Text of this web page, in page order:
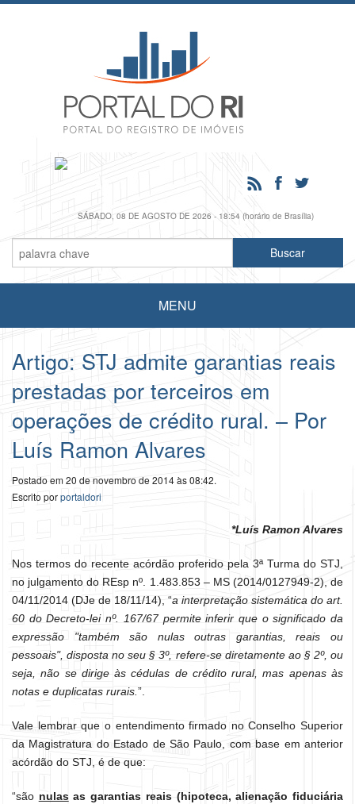
SÁBADO, 08 DE AGOSTO DE 2026 - 18:54 (horário de Brasília)
MENU
Artigo: STJ admite garantias reais
prestadas por terceiros em
operações de crédito rural. – Por
Luís Ramon Alvares
Postado em 20 de novembro de 2014 às 08:42.
Escrito porportaldori
*Luís Ramon Alvares
Nos termos do recente acórdão proferido pela 3ª Turma do STJ,
no julgamento do REsp nº. 1.483.853 – MS (2014/0127949-2), de
04/11/2014 (DJe de 18/11/14), “a interpretação sistemática do art.
60 do Decreto-lei nº. 167/67 permite inferir que o significado da
expressão "também são nulas outras garantias, reais ou
pessoais", disposta no seu § 3º, refere-se diretamente ao § 2º, ou
seja, não se dirige às cédulas de crédito rural, mas apenas às
notas e duplicatas rurais. ”
Vale lembrar que o entendimento firmado no Conselho Superior
da Magistratura do Estado de São Paulo, com base em anterior
acórdão do STJ, é de que:
“são nulasas garantias reais (hipoteca, alienação fiduciária